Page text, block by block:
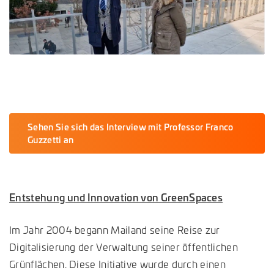
Sehen Sie sich das Interview mit Professor Franco
Guzzetti an
Entstehung und Innovation von GreenSpaces
Im Jahr 2004 begann Mailand seine Reise zur
Digitalisierung der Verwaltung seiner öffentlichen
Grünflächen. Diese Initiative wurde durch einen